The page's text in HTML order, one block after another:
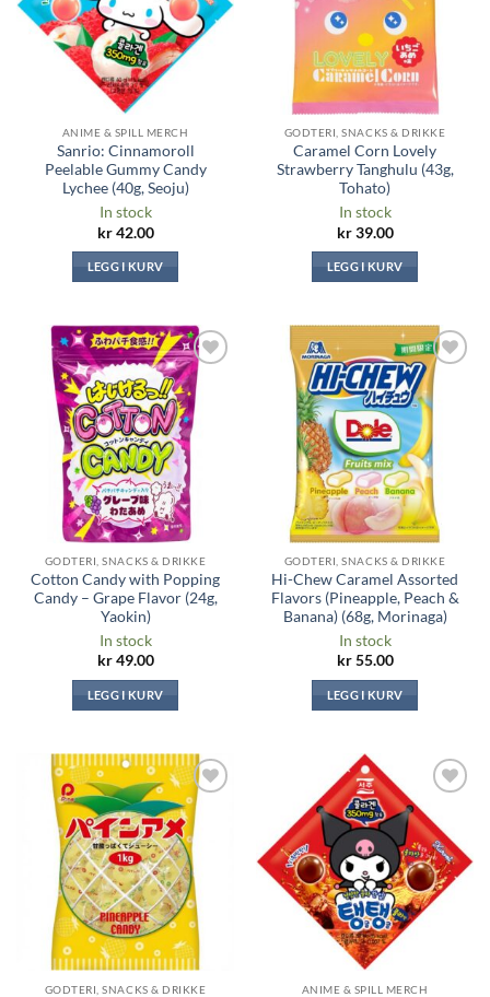
ANIME & SPILL MERCH
Sanrio: Cinnamoroll
Peelable Gummy Candy
Lychee (40g, Seoju)
In stock
kr42.00
LEGG I KURV
GODTERI, SNACKS & DRIKKE
Caramel Corn Lovely
Strawberry Tanghulu (43g,
Tohato)
In stock
kr39.00
LEGG I KURV
Legg til i
ønskeliste
GODTERI, SNACKS & DRIKKE
Cotton Candy with Popping
Candy – Grape Flavor (24g,
Yaokin)
In stock
kr49.00
LEGG I KURV
Legg til i
ønskeliste
GODTERI, SNACKS & DRIKKE
Hi-Chew Caramel Assorted
Flavors (Pineapple, Peach &
Banana) (68g, Morinaga)
In stock
kr55.00
LEGG I KURV
Legg til i
ønskeliste
GODTERI, SNACKS & DRIKKE
Legg til i
ønskeliste
ANIME & SPILL MERCH